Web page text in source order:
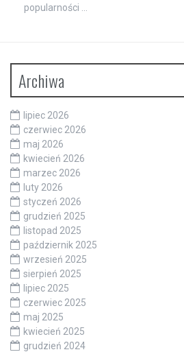
popularności …
Archiwa
lipiec 2026
czerwiec 2026
maj 2026
kwiecień 2026
marzec 2026
luty 2026
styczeń 2026
grudzień 2025
listopad 2025
październik 2025
wrzesień 2025
sierpień 2025
lipiec 2025
czerwiec 2025
maj 2025
kwiecień 2025
grudzień 2024